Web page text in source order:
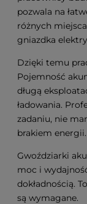
pozwala na
różnych
gniazdka
Dzięki temu
Pojemność
długą
ładowania.
zadaniu, nie
brakiem energii.
Gwoździarki
moc i
dokładnością.
są wymagane.